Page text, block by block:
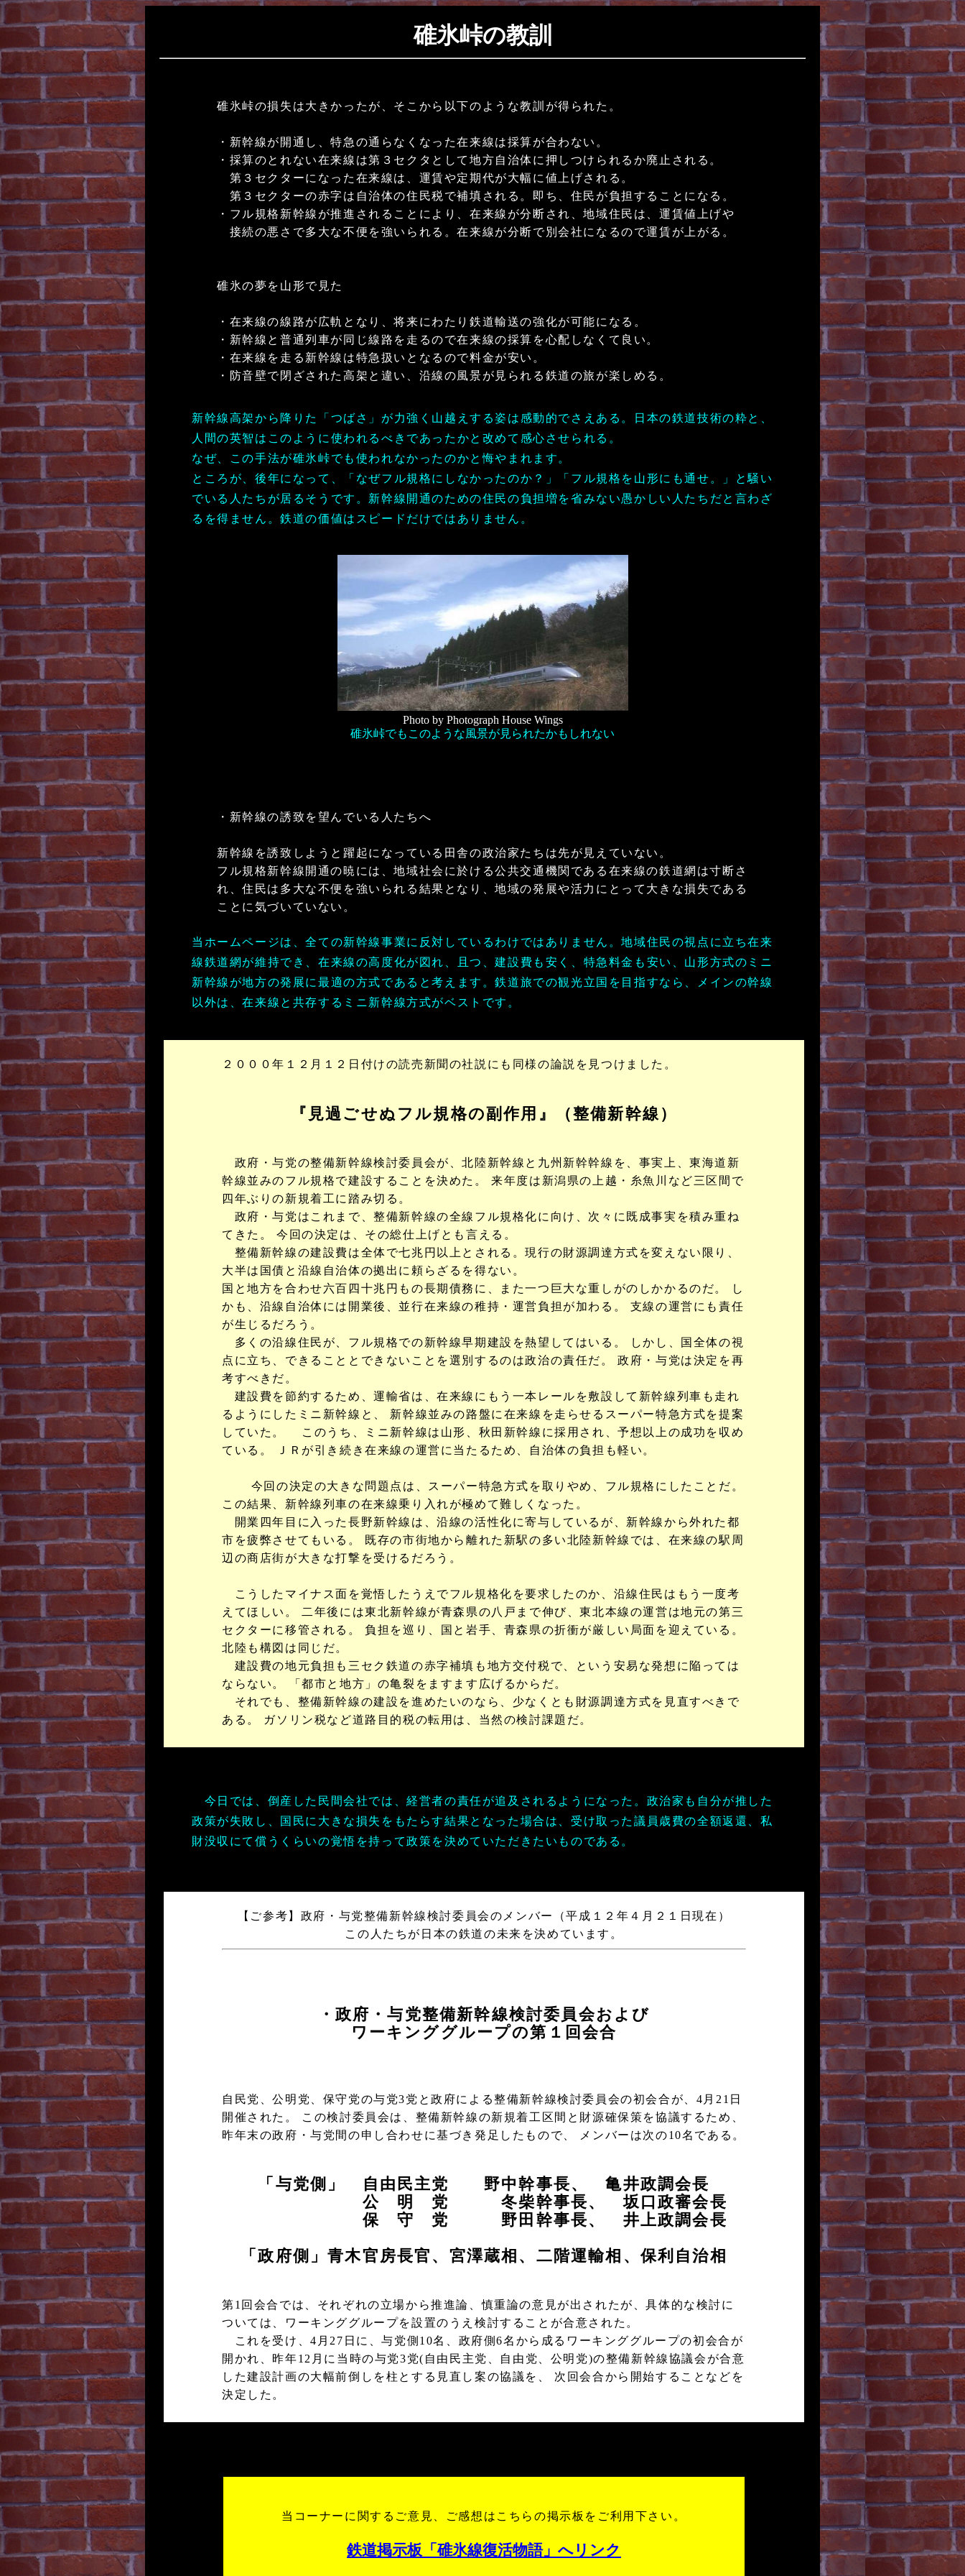
碓氷峠の教訓
碓氷峠の損失は大きかったが、そこから以下のような教訓が得られた。
・新幹線が開通し、特急の通らなくなった在来線は採算が合わない。
・採算のとれない在来線は第３セクタとして地方自治体に押しつけられるか廃止される。
第３セクターになった在来線は、運賃や定期代が大幅に値上げされる。
第３セクターの赤字は自治体の住民税で補填される。即ち、住民が負担することになる。
・フル規格新幹線が推進されることにより、在来線が分断され、地域住民は、運賃値上げや
接続の悪さで多大な不便を強いられる。在来線が分断で別会社になるので運賃が上がる。
碓氷の夢を山形で見た
・在来線の線路が広軌となり、将来にわたり鉄道輸送の強化が可能になる。
・新幹線と普通列車が同じ線路を走るので在来線の採算を心配しなくて良い。
・在来線を走る新幹線は特急扱いとなるので料金が安い。
・防音壁で閉ざされた高架と違い、沿線の風景が見られる鉄道の旅が楽しめる。
新幹線高架から降りた「つばさ」が力強く山越えする姿は感動的でさえある。日本の鉄道技術の粋と、
人間の英智はこのように使われるべきであったかと改めて感心させられる。
なぜ、この手法が碓氷峠でも使われなかったのかと悔やまれます。
ところが、後年になって、「なぜフル規格にしなかったのか？」「フル規格を山形にも通せ。」と騒い
でいる人たちが居るそうです。新幹線開通のための住民の負担増を省みない愚かしい人たちだと言わざ
るを得ません。鉄道の価値はスピードだけではありません。
Photo by Photograph House Wings
碓氷峠でもこのような風景が見られたかもしれない
・新幹線の誘致を望んでいる人たちへ
新幹線を誘致しようと躍起になっている田舎の政治家たちは先が見えていない。
フル規格新幹線開通の暁には、地域社会に於ける公共交通機関である在来線の鉄道網は寸断さ
れ、住民は多大な不便を強いられる結果となり、地域の発展や活力にとって大きな損失である
ことに気づいていない。
当ホームページは、全ての新幹線事業に反対しているわけではありません。地域住民の視点に立ち在来
線鉄道網が維持でき、在来線の高度化が図れ、且つ、建設費も安く、特急料金も安い、山形方式のミニ
新幹線が地方の発展に最適の方式であると考えます。鉄道旅での観光立国を目指すなら、メインの幹線
以外は、在来線と共存するミニ新幹線方式がベストです。
２０００年１２月１２日付けの読売新聞の社説にも同様の論説を見つけました。
『見過ごせぬフル規格の副作用』（整備新幹線）
政府・与党の整備新幹線検討委員会が、北陸新幹線と九州新幹幹線を、事実上、東海道新
幹線並みのフル規格で建設することを決めた。 来年度は新潟県の上越・糸魚川など三区間で
四年ぶりの新規着工に踏み切る。
政府・与党はこれまで、整備新幹線の全線フル規格化に向け、次々に既成事実を積み重ね
てきた。 今回の決定は、その総仕上げとも言える。
整備新幹線の建設費は全体で七兆円以上とされる。現行の財源調達方式を変えない限り、
大半は国債と沿線自治体の拠出に頼らざるを得ない。
国と地方を合わせ六百四十兆円もの長期債務に、また一つ巨大な重しがのしかかるのだ。 し
かも、沿線自治体には開業後、並行在来線の稚持・運営負担が加わる。 支線の運営にも責任
が生じるだろう。
多くの沿線住民が、フル規格での新幹線早期建設を熱望してはいる。 しかし、国全体の視
点に立ち、できることとできないことを選別するのは政治の責任だ。 政府・与党は決定を再
考すべきだ。
建設費を節約するため、運輸省は、在来線にもう一本レールを敷設して新幹線列車も走れ
るようにしたミニ新幹線と、 新幹線並みの路盤に在来線を走らせるスーパー特急方式を提案
していた。 このうち、ミニ新幹線は山形、秋田新幹線に採用され、予想以上の成功を収め
ている。 ＪＲが引き続き在来線の運営に当たるため、自治体の負担も軽い。
今回の決定の大きな問題点は、スーパー特急方式を取りやめ、フル規格にしたことだ。
この結果、新幹線列車の在来線乗り入れが極めて難しくなった。
開業四年目に入った長野新幹線は、沿線の活性化に寄与しているが、新幹線から外れた都
市を疲弊させてもいる。 既存の市街地から離れた新駅の多い北陸新幹線では、在来線の駅周
辺の商店街が大きな打撃を受けるだろう。
こうしたマイナス面を覚悟したうえでフル規格化を要求したのか、沿線住民はもう一度考
えてほしい。 二年後には東北新幹線が青森県の八戸まで伸び、東北本線の運営は地元の第三
セクターに移管される。 負担を巡り、国と岩手、青森県の折衝が厳しい局面を迎えている。
北陸も構図は同じだ。
建設費の地元負担も三セク鉄道の赤字補填も地方交付税で、という安易な発想に陥っては
ならない。 「都市と地方」の亀裂をますます広げるからだ。
それでも、整備新幹線の建設を進めたいのなら、少なくとも財源調達方式を見直すべきで
ある。 ガソリン税など道路目的税の転用は、当然の検討課題だ。
今日では、倒産した民間会社では、経営者の責任が追及されるようになった。政治家も自分が推した
政策が失敗し、国民に大きな損失をもたらす結果となった場合は、受け取った議員歳費の全額返還、私
財没収にて償うくらいの覚悟を持って政策を決めていただきたいものである。
【ご参考】政府・与党整備新幹線検討委員会のメンバー（平成１２年４月２１日現在）
この人たちが日本の鉄道の未来を決めています。
・政府・与党整備新幹線検討委員会および
ワーキンググループの第１回会合
自民党、公明党、保守党の与党3党と政府による整備新幹線検討委員会の初会合が、4月21日
開催された。 この検討委員会は、整備新幹線の新規着工区間と財源確保策を協議するため、
昨年末の政府・与党間の申し合わせに基づき発足したもので、 メンバーは次の10名である。
「与党側」 自由民主党 野中幹事長、 亀井政調会長
公 明 党 冬柴幹事長、 坂口政審会長
保 守 党 野田幹事長、 井上政調会長
「政府側」青木官房長官、宮澤蔵相、二階運輸相、保利自治相
第1回会合では、それぞれの立場から推進論、慎重論の意見が出されたが、具体的な検討に
ついては、ワーキンググループを設置のうえ検討することが合意された。
これを受け、4月27日に、与党側10名、政府側6名から成るワーキンググループの初会合が
開かれ、昨年12月に当時の与党3党(自由民主党、自由党、公明党)の整備新幹線協議会が合意
した建設計画の大幅前倒しを柱とする見直し案の協議を、 次回会合から開始することなどを
決定した。
当コーナーに関するご意見、ご感想はこちらの掲示板をご利用下さい。
鉄道掲示板「碓氷線復活物語」へリンク